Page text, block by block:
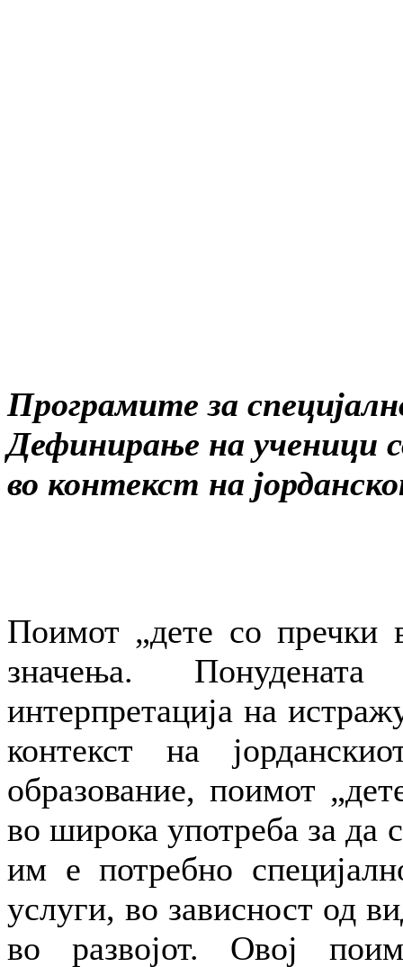
Програмите за
Дефинирање на ученици
во контекст на
Поимот „дете со пречки
значења.
интерпретација на
контекст на
образование, поимот
во широка употреба за да
им е потребно
услуги, во зависност од
во развојот. Овој